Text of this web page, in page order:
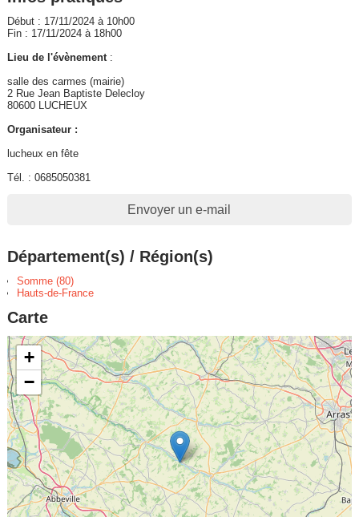
Début : 17/11/2024 à 10h00
Fin : 17/11/2024 à 18h00
Lieu de l'évènement:
salle des carmes (mairie)
2 Rue Jean Baptiste Delecloy
80600 LUCHEUX
Organisateur :
lucheux en fête
Tél. : 0685050381
Envoyer un e-mail
Département(s) / Région(s)
Somme (80)
Hauts-de-France
Carte
+
−